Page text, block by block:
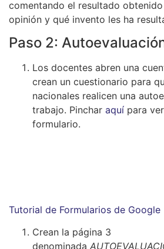
comentando el resultado
opinión y qué invento les ha
Paso 2:
Los docentes abren una
crean un cuestionario para
nacionales realicen una
trabajo. Pinchar aquí para
formulario.
Tutorial de Formularios de Google
Crean la página 3
denominada